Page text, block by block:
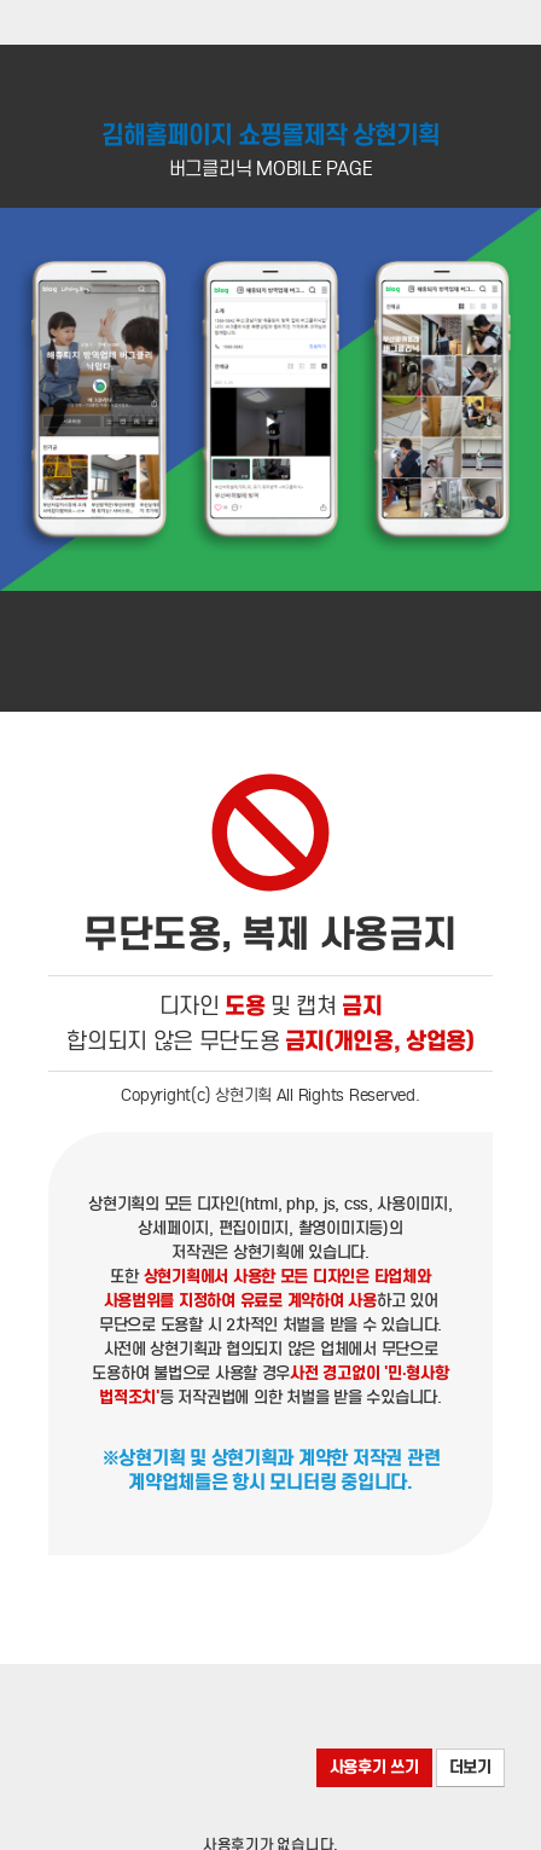
김해홈페이지 쇼핑몰제작 상현기획
버그클리닉 MOBILE PAGE
무단도용, 복제 사용금지
디자인 도용및 캡쳐 금지
합의되지 않은 무단도용 금지(개인용, 상업용)
Copyright(c) 상현기획 All Rights Reserved.
상현기획의 모든 디자인(html, php, js, css, 사용이미지,
상세페이지, 편집이미지, 촬영이미지등)의
저작권은 상현기획에 있습니다.
또한상현기획에서 사용한 모든 디자인은 타업체와
사용범위를 지정하여 유료로 계약하여 사용하고 있어
무단으로 도용할 시 2차적인 처벌을 받을 수 있습니다.
사전에 상현기획과 협의되지 않은 업체에서 무단으로
도용하여 불법으로 사용할 경우사전 경고없이 '민·형사항
법적조치'등 저작권법에 의한 처벌을 받을 수있습니다.
※상현기획 및 상현기획과 계약한 저작권 관련
계약업체들은 항시 모니터링 중입니다.
사용후기 쓰기 더보기
사용후기가 없습니다.